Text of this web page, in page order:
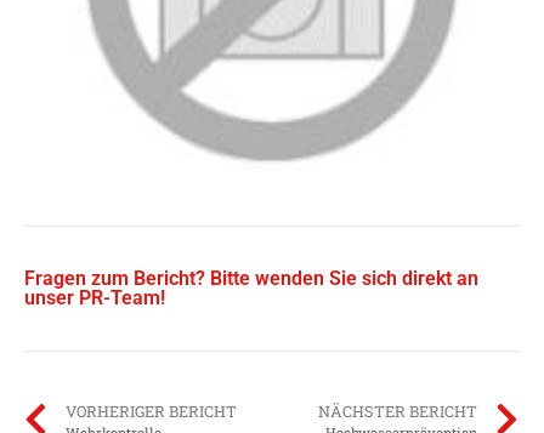
Fragen zum Bericht? Bitte wenden Sie sich direkt an
unser PR-Team!
VORHERIGER BERICHT NÄCHSTER BERICHT